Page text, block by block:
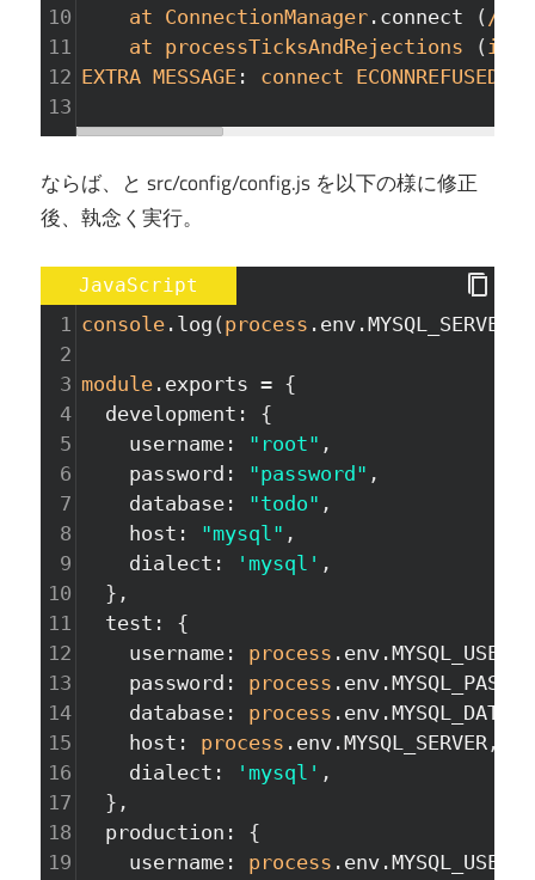
10
at ConnectionManager . connect ( /
11
at processTicksAndRejections (
12 EXTRA MESSAGE : connect ECONNREFUSED
13
ならば、と src/config/config.js を以下の様に修正
後、執念く実行。
JavaScript
1 console . log ( process . env .MYSQL_SERVER
2
3 module . exports = {
4
development : {
5
username : "root" ,
6
password : "password" ,
7
database : "todo" ,
8
host : "mysql" ,
9
dialect : 'mysql' ,
10
  },
11
test : {
12
username : process . env .MYSQL_USER
13
password : process . env .
14
database : process . env .
15
host : process . env .MYSQL_SERVER ,
16
dialect : 'mysql' ,
17
  },
18
production : {
19
username : process . env .MYSQL_USER